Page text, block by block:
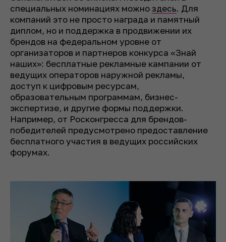
специальных номинациях можно здесь. Для
компаний это не просто награда и памятный
диплом, но и поддержка в продвижении их
брендов на федеральном уровне от
организаторов и партнеров конкурса «Знай
наших»: бесплатные рекламные кампании от
ведущих операторов наружной рекламы,
доступ к цифровым ресурсам,
образовательным программам, бизнес-
экспертизе, и другие формы поддержки.
Например, от Росконгресса для брендов-
победителей предусмотрено предоставление
бесплатного участия в ведущих российских
форумах.